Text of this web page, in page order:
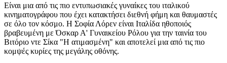
Είναι μια από τις πιο εντυπωσιακές γυναίκες του ιταλικού
κινηματογράφου που έχει κατακτήσει διεθνή φήμη και θαυμαστές
σε όλο τον κόσμο. Η Σοφία Λόρεν είναι Ιταλίδα ηθοποιός
βραβευμένη με Όσκαρ Α' Γυναικείου Ρόλου για την ταινία του
Βιτόριο ντε Σίκα "Η ατιμασμένη" και αποτελεί μια από τις πιο
κομψές κυρίες της μεγάλης οθόνης.